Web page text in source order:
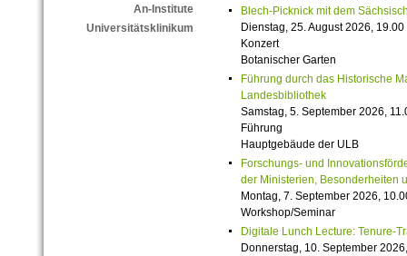
An-Institute
Universitätsklinikum
Blech-Picknick mit dem
Dienstag, 25. August 2026,
Konzert
Botanischer Garten
Führung durch das Historische
Landesbibliothek
Samstag, 5. September 2026,
Führung
Hauptgebäude der ULB
Forschungs- und
der Ministerien, Besonderheiten
Montag, 7. September 2026,
Workshop/Seminar
Digitale Lunch Lecture: Tenure-
Donnerstag, 10. September